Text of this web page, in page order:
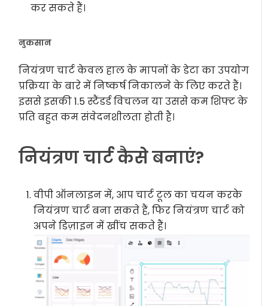
कर सकते हैं।
नुकसान
नियंत्रण चार्ट केवल हाल के मापनों के डेटा का उपयोग
प्रक्रिया के बारे में निष्कर्ष निकालने के लिए करते हैं।
इससे इसकी 1.5 स्टैंडर्ड विचलन या उससे कम शिफ्ट के
प्रति बहुत कम संवेदनशीलता होती है।
नियंत्रण चार्ट कैसे बनाएं?
वीपी ऑनलाइन में, आप चार्ट टूल का चयन करके
नियंत्रण चार्ट बना सकते हैं, फिर नियंत्रण चार्ट को
अपने डिज़ाइन में खींच सकते हैं।